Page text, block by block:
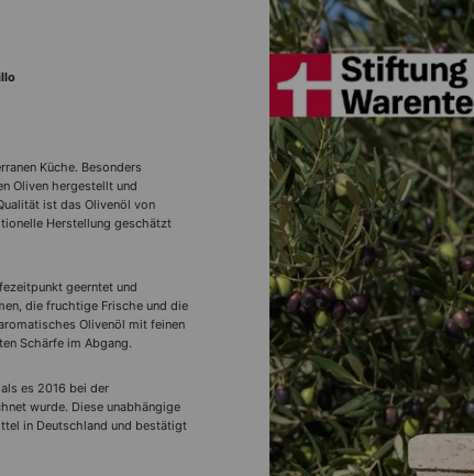
Küche. Besonders
Oliven hergestellt und
ist das Olivenöl von
Herstellung geschätzt
geerntet und
die fruchtige Frische und die
Olivenöl mit feinen
Schärfe im Abgang.
es 2016 bei der
wurde. Diese unabhängige
in Deutschland und bestätigt